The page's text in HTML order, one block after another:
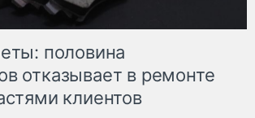
половина
отказывает в ремонте
клиентов